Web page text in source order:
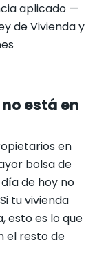
aplicado —
de Vivienda y
está en
en
bolsa de
de hoy no
tu vivienda
esto es lo que
el resto de